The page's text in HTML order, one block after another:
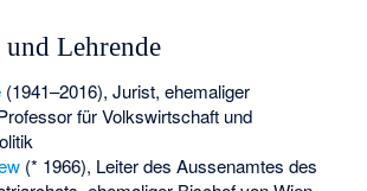
und Lehrende
(1941–2016), Jurist, ehemaliger
für Volkswirtschaft und
(* 1966), Leiter des Aussenamtes des